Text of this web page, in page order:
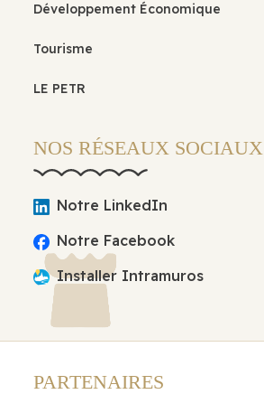
Développement Économique
Tourisme
LE PETR
NOS RÉSEAUX SOCIAUX
Notre LinkedIn
Notre Facebook
Installer Intramuros
PARTENAIRES